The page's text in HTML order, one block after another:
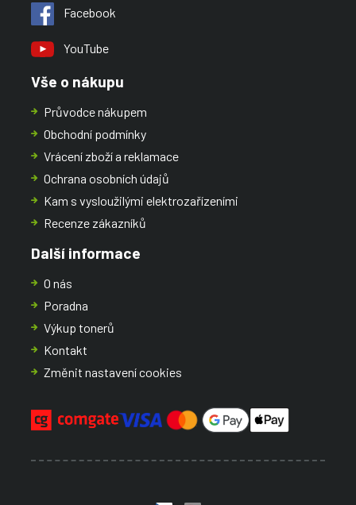
Facebook
YouTube
Vše o nákupu
Průvodce nákupem
Obchodní podmínky
Vrácení zboží a reklamace
Ochrana osobních údajů
Kam s vysloužilými elektrozařízeními
Recenze zákazníků
Další informace
O nás
Poradna
Výkup tonerů
Kontakt
Změnit nastavení cookies